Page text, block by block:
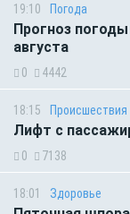
19:10 Погода
Прогноз
августа
0 4442
18:15 Происшествия
Лифт с
0 7138
18:01 Здоровье